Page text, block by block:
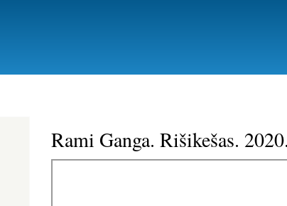
Rami Ganga. Rišikešas.